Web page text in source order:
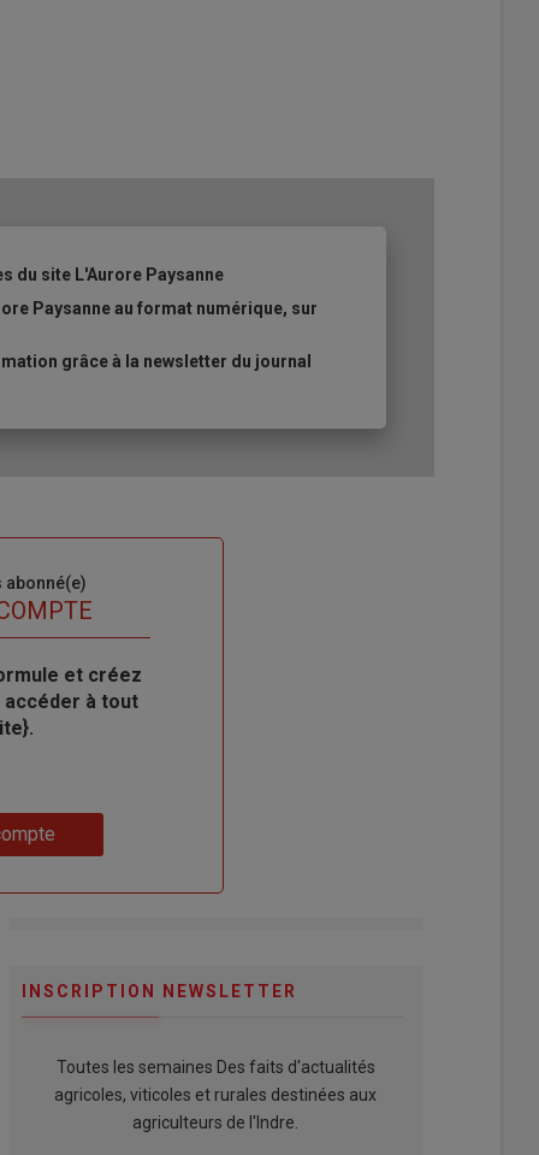
du site L'Aurore Paysanne
Paysanne au format numérique, sur
grâce à la newsletter du journal
abonné(e)
et créez
à tout
INSCRIPTION NEWSLETTER
Toutes les semaines Des faits d'actualités
agricoles, viticoles et rurales destinées aux
agriculteurs de l'Indre.